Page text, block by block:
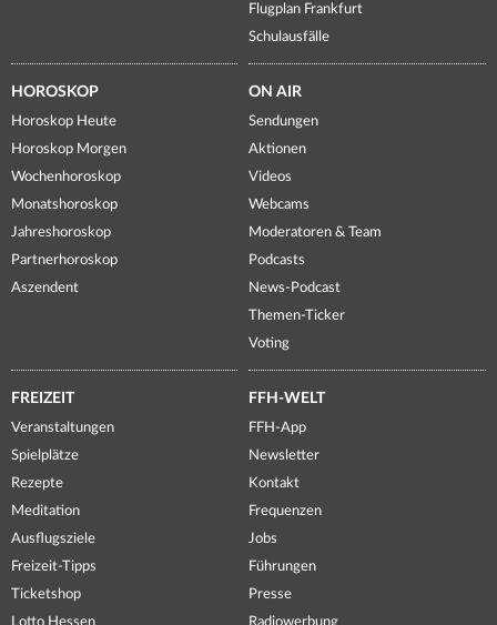
Flugplan Frankfurt
Schulausfälle
HOROSKOP
Horoskop Heute
Horoskop Morgen
Wochenhoroskop
Monatshoroskop
Jahreshoroskop
Partnerhoroskop
Aszendent
ON AIR
Sendungen
Aktionen
Videos
Webcams
Moderatoren & Team
Podcasts
News-Podcast
Themen-Ticker
Voting
FREIZEIT
Veranstaltungen
Spielplätze
Rezepte
Meditation
Ausflugsziele
Freizeit-Tipps
Ticketshop
Lotto Hessen
FFH-WELT
FFH-App
Newsletter
Kontakt
Frequenzen
Jobs
Führungen
Presse
Radiowerbung